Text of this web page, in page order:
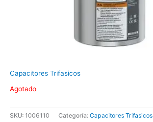
Capacitores Trifasicos
Agotado
SKU: 1006110 Categoría: Capacitores Trifasicos